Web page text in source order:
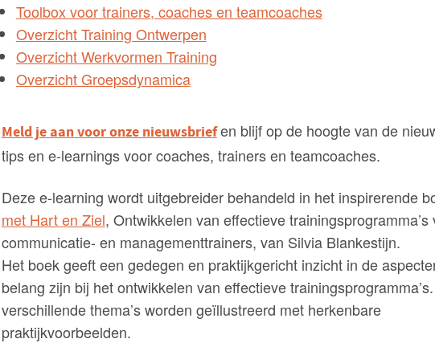
Toolbox voor trainers, coaches en teamcoaches
Overzicht Training Ontwerpen
Overzicht Werkvormen Training
Overzicht Groepsdynamica
Meld je aan voor onze nieuwsbriefen blijf op de hoogte van de
tips en e-learnings voor coaches, trainers en teamcoaches.
Deze e-learning wordt uitgebreider behandeld in het inspirerende
met Hart en Ziel, Ontwikkelen van effectieve trainingsprogramma’s
communicatie- en managementtrainers, van Silvia Blankestijn.
Het boek geeft een gedegen en praktijkgericht inzicht in de
belang zijn bij het ontwikkelen van effectieve
verschillende thema’s worden geïllustreerd met herkenbare
praktijkvoorbeelden.